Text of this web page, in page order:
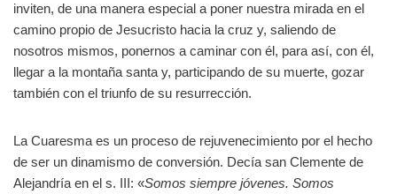
inviten, de una manera especial a poner nuestra mirada en el
camino propio de Jesucristo hacia la cruz y, saliendo de
nosotros mismos, ponernos a caminar con él, para así, con él,
llegar a la montaña santa y, participando de su muerte, gozar
también con el triunfo de su resurrección.
La Cuaresma es un proceso de rejuvenecimiento por el hecho
de ser un dinamismo de conversión. Decía san Clemente de
Alejandría en el s. III: «Somos siempre jóvenes. Somos